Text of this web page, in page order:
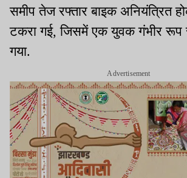
समीप तेज रफ्तार बाइक अनियंत्रित
टकरा गई, जिसमें एक युवक गंभीर रूप
गया.
Advertisement